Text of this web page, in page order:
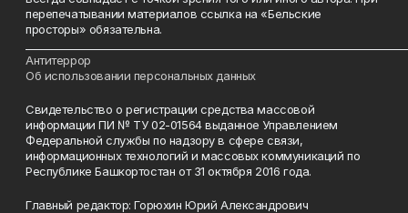
перепечатывании материалов ссылка на «Бельские
просторы» обязательна.
Антитеррор
Об использовании персональных данных
Свидетельство о регистрации средства массовой
информации ПИ № ТУ 02-01564 выданное Управлением
Федеральной службы по надзору в сфере связи,
информационных технологий и массовых коммуникаций по
Республике Башкортостан от 31 октября 2016 года.
Главный редактор: Горюхин Юрий Александрович